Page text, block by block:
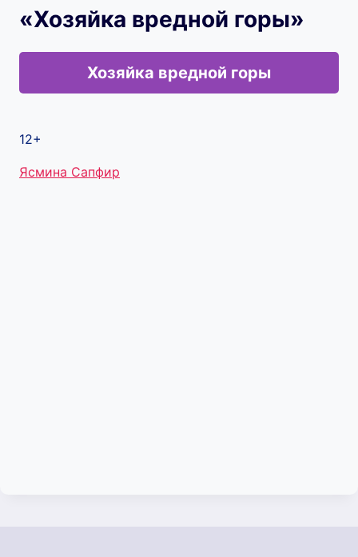
«Хозяйка вредной горы»
Хозяйка вредной горы
12+
Метки
Ясмина Сапфир